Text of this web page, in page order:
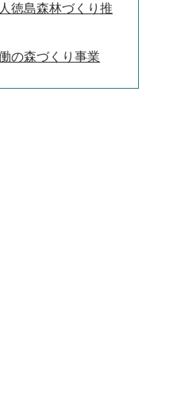
徳島森林づくり推
の森づくり事業